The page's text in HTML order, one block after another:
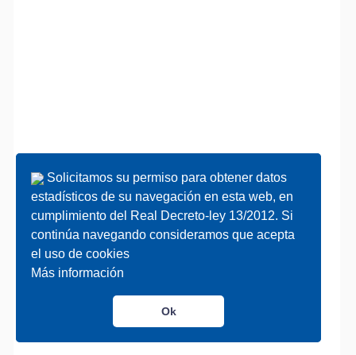
Solicitamos su permiso para obtener datos
estadísticos de su navegación en esta web, en
cumplimiento del Real Decreto-ley 13/2012. Si
continúa navegando consideramos que acepta
el uso de cookies
Más información
Ok
Solicitamos su permiso para obtener datos
estadísticos de su navegación en esta web, en
cumplimiento del Real Decreto-ley 13/2012. Si
continúa navegando consideramos que acepta
el uso de cookies
Más información
Ok